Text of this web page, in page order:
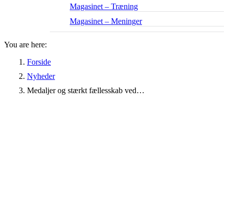
Magasinet – Træning
Magasinet – Meninger
You are here:
Forside
Nyheder
Medaljer og stærkt fællesskab ved…